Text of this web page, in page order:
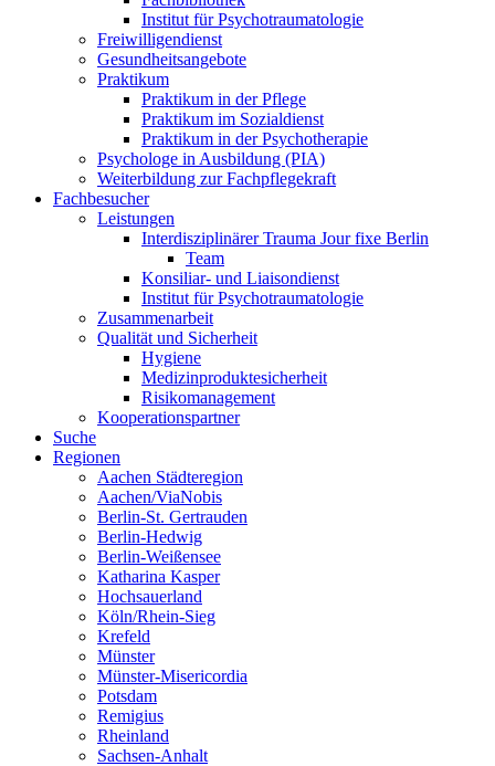
Institut für Psychotraumatologie
Freiwilligendienst
Gesundheitsangebote
Praktikum
Praktikum in der Pflege
Praktikum im Sozialdienst
Praktikum in der Psychotherapie
Psychologe in Ausbildung (PIA)
Weiterbildung zur Fachpflegekraft
Fachbesucher
Leistungen
Interdisziplinärer Trauma Jour fixe Berlin
Team
Konsiliar- und Liaisondienst
Institut für Psychotraumatologie
Zusammenarbeit
Qualität und Sicherheit
Hygiene
Medizinproduktesicherheit
Risikomanagement
Kooperationspartner
Suche
Regionen
Aachen Städteregion
Aachen/ViaNobis
Berlin-St. Gertrauden
Berlin-Hedwig
Berlin-Weißensee
Katharina Kasper
Hochsauerland
Köln/Rhein-Sieg
Krefeld
Münster
Münster-Misericordia
Potsdam
Remigius
Rheinland
Sachsen-Anhalt